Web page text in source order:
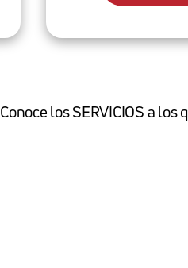
Conoce los SERVICIOS a los